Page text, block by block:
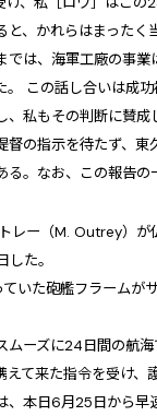
、かれらはまった
は、海軍工廠の事
この話し合いは成
私もその判断に賛
督の指示を待たず、
。なお、この報告の
レー（M. Outrey）
た。
いた砲艦フラーム
ムーズに24日間の航
えて来た指令を受け
、本日6月25日から